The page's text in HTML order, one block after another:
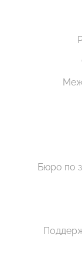
Бюро по